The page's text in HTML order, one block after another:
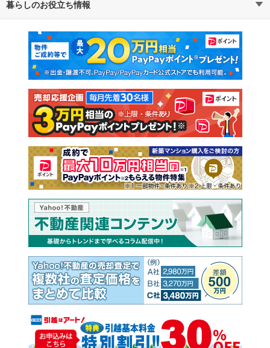
通勤・通学時間から探す
不動産・住宅
新築マンション 中古マンション
新築一戸建て 中古一戸建て
注文住宅 土地
売却査定
暮らしのお役立ち情報
マンションカタログ 教えて！住まいの先生